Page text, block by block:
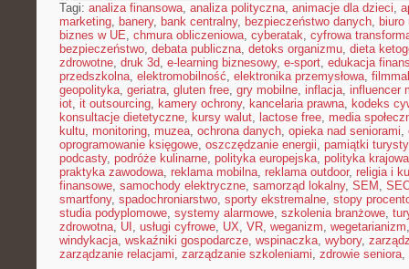
Tagi: analiza finansowa, analiza polityczna, animacje dla dzieci,
marketing, banery, bank centralny, bezpieczeństwo danych, biuro
biznes w UE, chmura obliczeniowa, cyberatak, cyfrowa
bezpieczeństwo, debata publiczna, detoks organizmu, dieta
zdrowotne, druk 3d, e-learning biznesowy, e-sport, edukacja
przedszkolna, elektromobilność, elektronika przemysłowa,
geopolityka, geriatra, gluten free, gry mobilne, inflacja, influencer
iot, it outsourcing, kamery ochrony, kancelaria prawna, kodeks
konsultacje dietetyczne, kursy walut, lactose free, media
kultu, monitoring, muzea, ochrona danych, opieka nad seniorami,
oprogramowanie księgowe, oszczędzanie energii, pamiątki
podcasty, podróże kulinarne, polityka europejska, polityka krajowa
praktyka zawodowa, reklama mobilna, reklama outdoor, religia i
finansowe, samochody elektryczne, samorząd lokalny, SEM ,
smartfony, spadochroniarstwo, sporty ekstremalne, stopy
studia podyplomowe, systemy alarmowe, szkolenia branżowe,
zdrowotna, UI , usługi cyfrowe, UX, VR, weganizm, wegetarianizm
windykacja, wskaźniki gospodarcze, wspinaczka, wybory,
zarządzanie relacjami, zarządzanie szkoleniami, zdrowie seniora,